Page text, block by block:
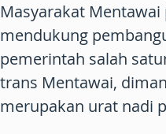
Masyarakat
mendukung
pemerintah salah
trans Mentawai,
merupakan urat nadi